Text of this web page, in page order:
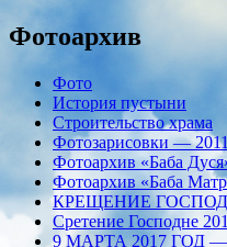
Фотоархив
Фото
История пустыни
Строительство храма
Фотозарисовки —
Фотоархив «Баба
Фотоархив «Баба
КРЕЩЕНИЕ
Сретение Господне
9 МАРТА 2017 ГОД —